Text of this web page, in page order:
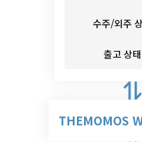
수주/외주
출고 상
THEMOMOS